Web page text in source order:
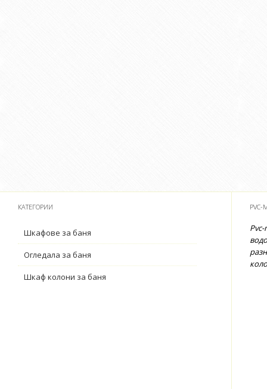
КАТЕГОРИИ
Шкафове за баня
Огледала за баня
Шкаф колони за баня
PVC-